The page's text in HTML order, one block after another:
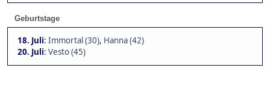
Geburtstage
18. Juli: Immortal (30), Hanna (42)
20. Juli: Vesto (45)